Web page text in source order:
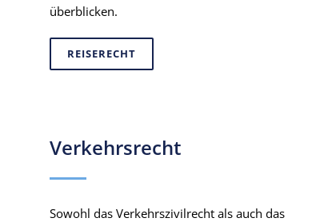
überblicken.
REISERECHT
Verkehrsrecht
Sowohl das Verkehrszivilrecht als auch das